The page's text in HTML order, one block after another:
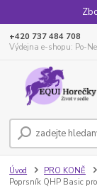
+420 737 484 708
Výdejna e-shopu: Po-
Úvod PRO KONĚ
Poprsník QHP Basic